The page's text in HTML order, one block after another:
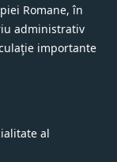
Romane, în
administrativ
importante
al